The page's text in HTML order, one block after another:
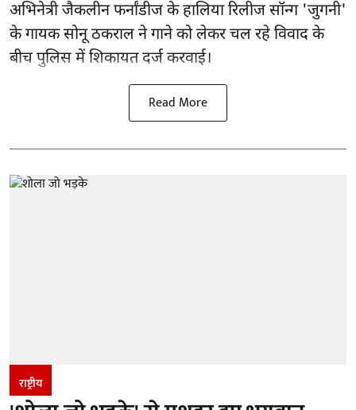
अभिनेत्री जैकलीन फर्नांडीज के हालिया रिलीज सॉन्ग 'जुगनी'
के गायक सोनू ठकराल ने गाने को लेकर चल रहे विवाद के
बीच पुलिस में शिकायत दर्ज करवाई।
Read More
राष्ट्रीय